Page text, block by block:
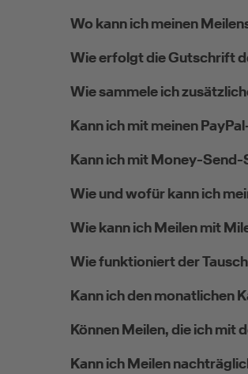
Wo kann ich meinen
Wie erfolgt die Gutschrift
Wie sammele ich
Kann ich mit meinen
Kann ich mit Money-
Wie und wofür kann ich
Wie kann ich Meilen mit
Wie funktioniert der
Kann ich den monatlichen
Können Meilen, die ich
Kann ich Meilen